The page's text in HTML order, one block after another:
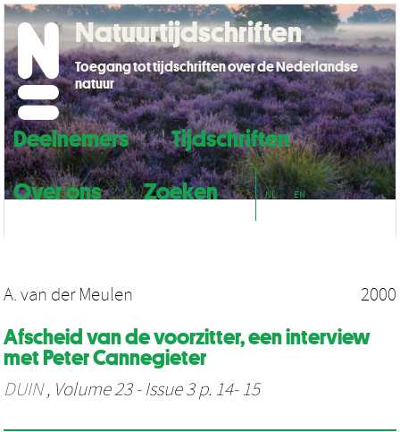
Deelnemers
Tijdschriften
Over ons
Zoeken NL EN
Natuurtijdschriften
Toegang tot tijdschriften over de Nederlandse
natuur
A. van der Meulen 2000
Afscheid van de voorzitter, een interview
met Peter Cannegieter
DUIN, Volume 23 - Issue 3 p. 14- 15